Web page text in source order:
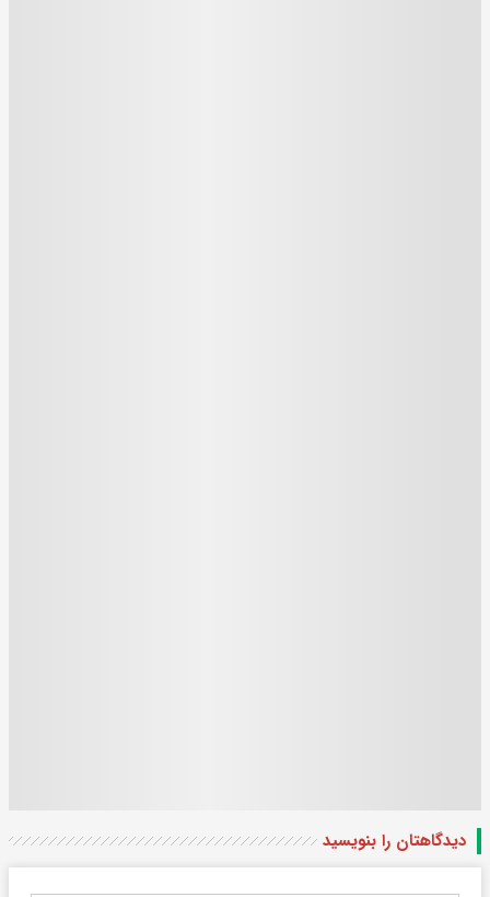
دیدگاهتان را بنویسید